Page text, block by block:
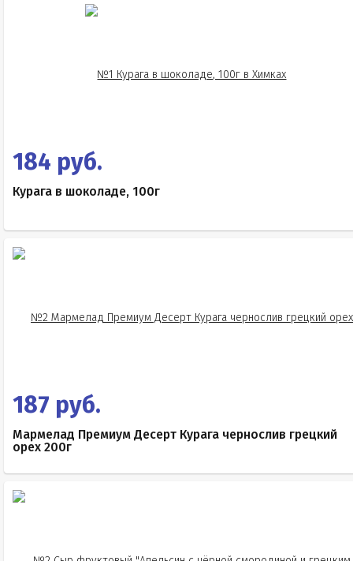
184 руб.
Курага в шоколаде, 100г
187 руб.
Мармелад Премиум Десерт Курага чернослив грецкий
орех 200г